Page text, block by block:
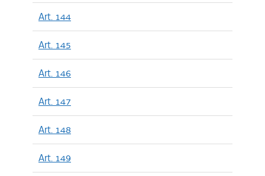
Art. 144
Art. 145
Art. 146
Art. 147
Art. 148
Art. 149